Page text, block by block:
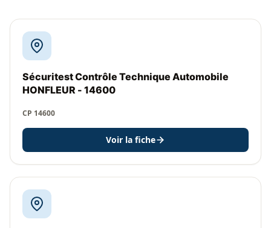
Sécuritest Contrôle Technique Automobile
HONFLEUR - 14600
CP 14600
Voir la fiche